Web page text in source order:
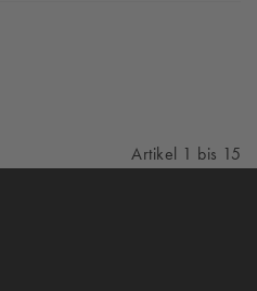
Artikel 1 bis 15